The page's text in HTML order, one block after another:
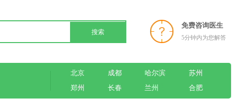
搜索
免费咨询医生
5分钟内为您解答
北京
郑州
成都
长春
哈尔滨
兰州
苏州
合肥